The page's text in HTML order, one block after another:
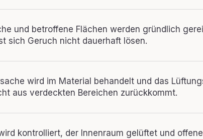
und betroffene Flächen werden gründlich
sich Geruch nicht dauerhaft lösen.
wird im Material behandelt und das
aus verdeckten Bereichen zurückkommt.
kontrolliert, der Innenraum gelüftet und